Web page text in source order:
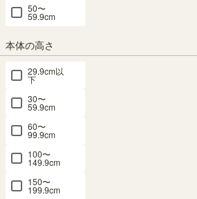
50〜
59.9cm
本体の高さ
29.9cm以
下
30〜
59.9cm
60〜
99.9cm
100〜
149.9cm
150〜
199.9cm
¥ 19,800
送料個別 ¥610
カラー
横幅：60cm